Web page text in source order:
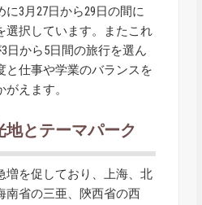
3月27日から29日の間に
選択しています。またこれ
日から5日間の旅行を選ん
と仕事や学業のバランスを
えます。
地とテーマパーク
増を促しており、上海、北
南省の三亜、陝西省の西